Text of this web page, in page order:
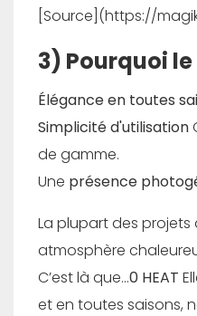
[Source](https://
3) Pourquoi
Élégance en toutes
Simplicité d'utilisation
de gamme.
Une présence
La plupart des projets
atmosphère
C’est là que…0 HEAT
et en toutes saisons,